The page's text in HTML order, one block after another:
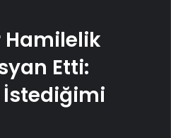
Hamilelik
Etti: